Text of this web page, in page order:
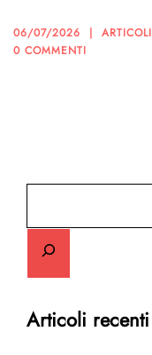
06/07/2026 ARTICOLI
0 COMMENTI
Articoli recenti